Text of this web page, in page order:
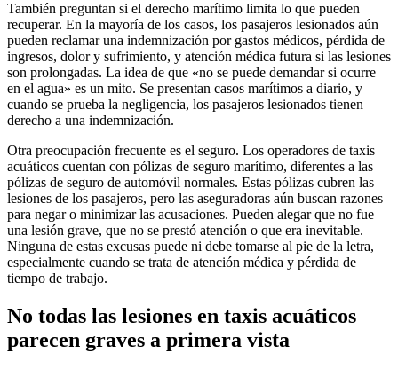
También preguntan si el derecho marítimo limita lo que pueden
recuperar. En la mayoría de los casos, los pasajeros lesionados aún
pueden reclamar una indemnización por gastos médicos, pérdida de
ingresos, dolor y sufrimiento, y atención médica futura si las lesiones
son prolongadas. La idea de que «no se puede demandar si ocurre
en el agua» es un mito. Se presentan casos marítimos a diario, y
cuando se prueba la negligencia, los pasajeros lesionados tienen
derecho a una indemnización.
Otra preocupación frecuente es el seguro. Los operadores de taxis
acuáticos cuentan con pólizas de seguro marítimo, diferentes a las
pólizas de seguro de automóvil normales. Estas pólizas cubren las
lesiones de los pasajeros, pero las aseguradoras aún buscan razones
para negar o minimizar las acusaciones. Pueden alegar que no fue
una lesión grave, que no se prestó atención o que era inevitable.
Ninguna de estas excusas puede ni debe tomarse al pie de la letra,
especialmente cuando se trata de atención médica y pérdida de
tiempo de trabajo.
No todas las lesiones en taxis acuáticos
parecen graves a primera vista